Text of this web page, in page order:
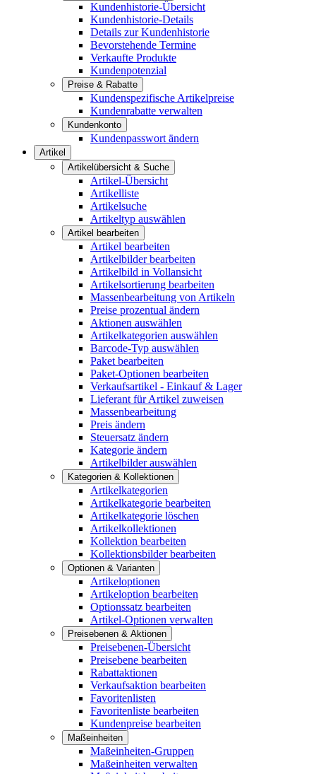
Kundenhistorie-Übersicht
Kundenhistorie-Details
Details zur Kundenhistorie
Bevorstehende Termine
Verkaufte Produkte
Kundenpotenzial
Preise & Rabatte
Kundenspezifische Artikelpreise
Kundenrabatte verwalten
Kundenkonto
Kundenpasswort ändern
Artikel
Artikelübersicht & Suche
Artikel-Übersicht
Artikelliste
Artikelsuche
Artikeltyp auswählen
Artikel bearbeiten
Artikel bearbeiten
Artikelbilder bearbeiten
Artikelbild in Vollansicht
Artikelsortierung bearbeiten
Massenbearbeitung von Artikeln
Preise prozentual ändern
Aktionen auswählen
Artikelkategorien auswählen
Barcode-Typ auswählen
Paket bearbeiten
Paket-Optionen bearbeiten
Verkaufsartikel - Einkauf & Lager
Lieferant für Artikel zuweisen
Massenbearbeitung
Preis ändern
Steuersatz ändern
Kategorie ändern
Artikelbilder auswählen
Kategorien & Kollektionen
Artikelkategorien
Artikelkategorie bearbeiten
Artikelkategorie löschen
Artikelkollektionen
Kollektion bearbeiten
Kollektionsbilder bearbeiten
Optionen & Varianten
Artikeloptionen
Artikeloption bearbeiten
Optionssatz bearbeiten
Artikel-Optionen verwalten
Preisebenen & Aktionen
Preisebenen-Übersicht
Preisebene bearbeiten
Rabattaktionen
Verkaufsaktion bearbeiten
Favoritenlisten
Favoritenliste bearbeiten
Kundenpreise bearbeiten
Maßeinheiten
Maßeinheiten-Gruppen
Maßeinheiten verwalten